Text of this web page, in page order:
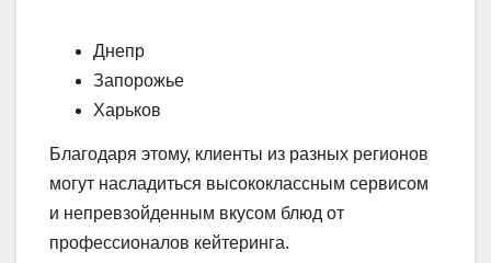
Днепр
Запорожье
Харьков
Благодаря этому, клиенты из разных регионов
могут насладиться высококлассным сервисом
и непревзойденным вкусом блюд от
профессионалов кейтеринга.